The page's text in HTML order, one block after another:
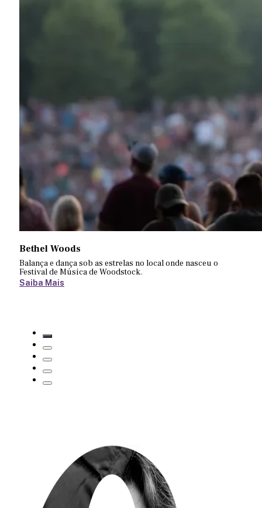
Bethel Woods
Balança e dança sob as estrelas no local onde nasceu o
Festival de Música de Woodstock.
Saiba Mais